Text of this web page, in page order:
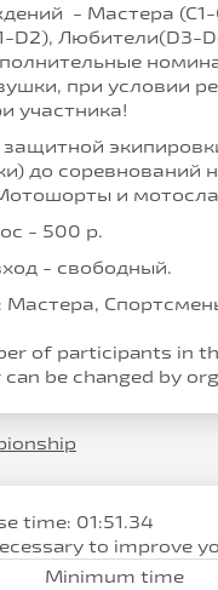
- Мастера (С1-
D2), Любители(D3-
при условии
участника!
защитной
до соревнований
и
- 500 р.
- свободный.
Мастера,
of participants in
be changed by
time: 01:51.34
to improve
Minimum time